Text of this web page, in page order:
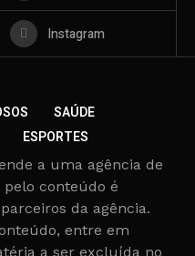
Instagram
SAÚDE
ESPORTES
a uma agência de
pelo conteúdo é
da agência.
entre em
a ser excluída no